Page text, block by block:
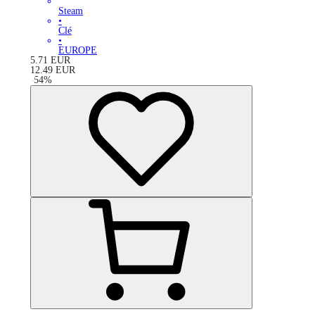
Steam
•
Clé
•
EUROPE
5.71 EUR
12.49 EUR
-54%